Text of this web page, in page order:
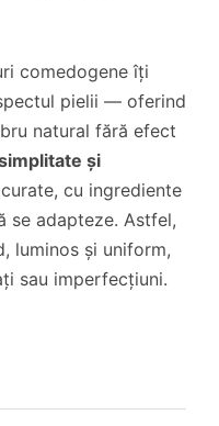
comedogene îți
pielii — oferind
natural fără efect
și
cu ingrediente
se adapteze. Astfel,
luminos și uniform,
sau imperfecțiuni.